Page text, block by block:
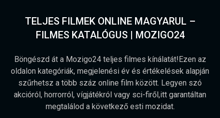
TELJES FILMEK ONLINE MAGYARUL –
FILMES KATALÓGUS | MOZIGO24
Böngészd át a Mozigo24 teljes filmes kínálatát!Ezen az
oldalon kategóriák, megjelenési év és értékelések alapján
szűrhetsz a több száz online film között. Legyen szó
akcióról, horrorról, vígjátékról vagy sci-firől,itt garantáltan
megtalálod a következő esti mozidat.